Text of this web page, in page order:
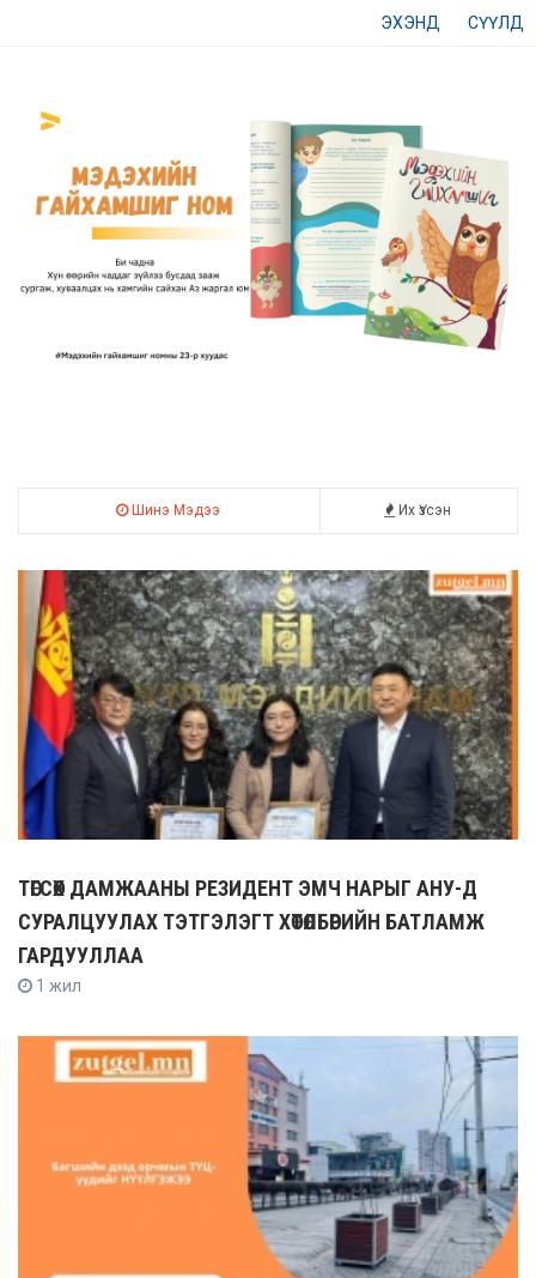
ЭХЭНД СҮҮЛД
Шинэ Мэдээ Их Үзсэн
ТӨГСӨХ ДАМЖААНЫ РЕЗИДЕНТ ЭМЧ НАРЫГ АНУ-Д
СУРАЛЦУУЛАХ ТЭТГЭЛЭГТ ХӨТӨЛБӨРИЙН БАТЛАМЖ
ГАРДУУЛЛАА
1 жил